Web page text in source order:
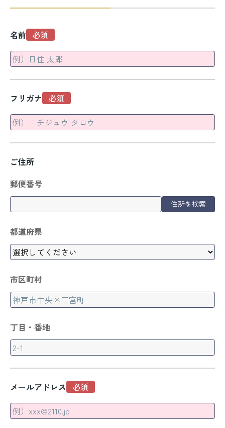
名前
フリガナ
ご住所
郵便番号
住所を検索
都道府県
市区町村
丁目・番地
メールアドレス